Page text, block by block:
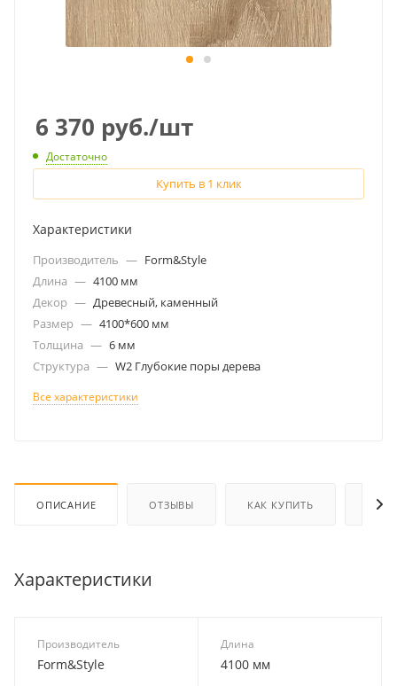
6 370 руб./шт
Достаточно
Купить в 1 клик
Характеристики
Производитель — Form&Style
Длина — 4100 мм
Декор — Древесный, каменный
Размер — 4100*600 мм
Толщина — 6 мм
Структура — W2 Глубокие поры дерева
Все характеристики
ОПИСАНИЕ ОТЗЫВЫ КАК КУПИТЬ
Характеристики
Производитель
Form&Style
Длина
4100 мм